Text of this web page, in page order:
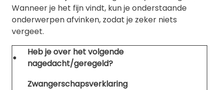
Wanneer je het fijn vindt, kun je onderstaande
onderwerpen afvinken, zodat je zeker niets
vergeet.
Heb je over het volgende
nagedacht/geregeld?
Zwangerschapsverklaring